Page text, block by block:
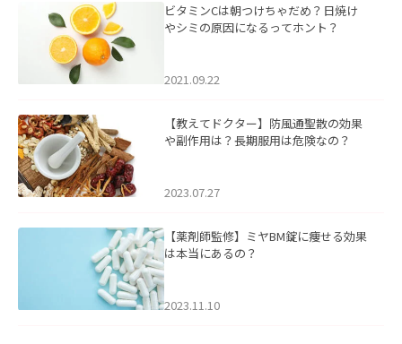
ビタミンCは朝つけちゃだめ？日焼け
やシミの原因になるってホント？
2021.09.22
【教えてドクター】防風通聖散の効果
や副作用は？長期服用は危険なの？
2023.07.27
【薬剤師監修】ミヤBM錠に痩せる効果
は本当にあるの？
2023.11.10